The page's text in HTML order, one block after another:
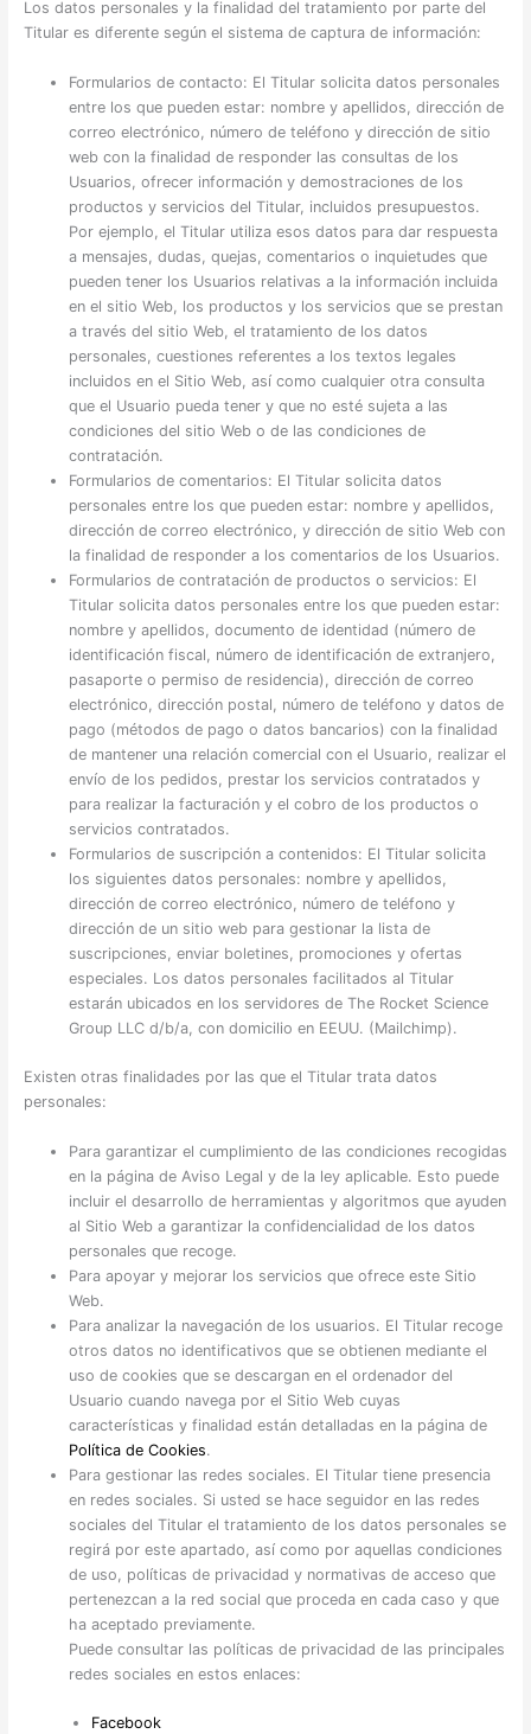
Los datos personales y la finalidad del tratamiento por parte del
Titular es diferente según el sistema de captura de información:
Formularios de contacto: El Titular solicita datos personales
entre los que pueden estar: nombre y apellidos, dirección de
correo electrónico, número de teléfono y dirección de sitio
web con la finalidad de responder las consultas de los
Usuarios, ofrecer información y demostraciones de los
productos y servicios del Titular, incluidos presupuestos.
Por ejemplo, el Titular utiliza esos datos para dar respuesta
a mensajes, dudas, quejas, comentarios o inquietudes que
pueden tener los Usuarios relativas a la información incluida
en el sitio Web, los productos y los servicios que se prestan
a través del sitio Web, el tratamiento de los datos
personales, cuestiones referentes a los textos legales
incluidos en el Sitio Web, así como cualquier otra consulta
que el Usuario pueda tener y que no esté sujeta a las
condiciones del sitio Web o de las condiciones de
contratación.
Formularios de comentarios: El Titular solicita datos
personales entre los que pueden estar: nombre y apellidos,
dirección de correo electrónico, y dirección de sitio Web con
la finalidad de responder a los comentarios de los Usuarios.
Formularios de contratación de productos o servicios: El
Titular solicita datos personales entre los que pueden estar:
nombre y apellidos, documento de identidad (número de
identificación fiscal, número de identificación de extranjero,
pasaporte o permiso de residencia), dirección de correo
electrónico, dirección postal, número de teléfono y datos de
pago (métodos de pago o datos bancarios) con la finalidad
de mantener una relación comercial con el Usuario, realizar el
envío de los pedidos, prestar los servicios contratados y
para realizar la facturación y el cobro de los productos o
servicios contratados.
Formularios de suscripción a contenidos: El Titular solicita
los siguientes datos personales: nombre y apellidos,
dirección de correo electrónico, número de teléfono y
dirección de un sitio web para gestionar la lista de
suscripciones, enviar boletines, promociones y ofertas
especiales. Los datos personales facilitados al Titular
estarán ubicados en los servidores de The Rocket Science
Group LLC d/b/a, con domicilio en EEUU. (Mailchimp).
Existen otras finalidades por las que el Titular trata datos
personales:
Para garantizar el cumplimiento de las condiciones recogidas
en la página de Aviso Legal y de la ley aplicable. Esto puede
incluir el desarrollo de herramientas y algoritmos que ayuden
al Sitio Web a garantizar la confidencialidad de los datos
personales que recoge.
Para apoyar y mejorar los servicios que ofrece este Sitio
Web.
Para analizar la navegación de los usuarios. El Titular recoge
otros datos no identificativos que se obtienen mediante el
uso de cookies que se descargan en el ordenador del
Usuario cuando navega por el Sitio Web cuyas
características y finalidad están detalladas en la página de
Política de Cookies.
Para gestionar las redes sociales. El Titular tiene presencia
en redes sociales. Si usted se hace seguidor en las redes
sociales del Titular el tratamiento de los datos personales se
regirá por este apartado, así como por aquellas condiciones
de uso, políticas de privacidad y normativas de acceso que
pertenezcan a la red social que proceda en cada caso y que
ha aceptado previamente.
Puede consultar las políticas de privacidad de las principales
redes sociales en estos enlaces:
Facebook